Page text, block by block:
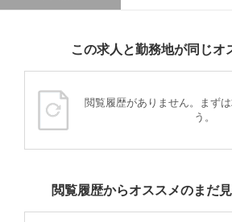
この求人と勤務地が同じオ
閲覧履歴がありません。まず
う。
閲覧履歴からオススメのまだ